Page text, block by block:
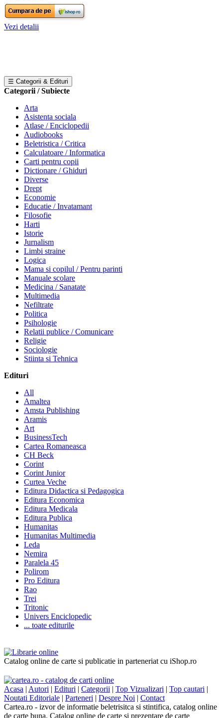
Vezi detalii
☰ Categorii & Edituri
Categorii / Subiecte
Arta
Asistenta sociala
Atlase / Enciclopedii
Audiobooks
Beletristica / Critica
Calculatoare / Informatica
Carti pentru copii
Dictionare / Ghiduri
Diverse
Drept
Economie
Educatie / Invatamant
Filosofie
Harti
Istorie
Jurnalism
Limbi straine
Logica
Mama si copilul / Pentru parinti
Manuale scolare
Medicina / Sanatate
Multimedia
Nefiltrate
Politica
Psihologie
Relatii publice / Comunicare
Religie
Sociologie
Stiinta si Tehnica
Edituri
All
Amaltea
Amsta Publishing
Aramis
Art
BusinessTech
Cartea Romaneasca
CH Beck
Corint
Corint Junior
Curtea Veche
Editura Didactica si Pedagogica
Editura Economica
Editura Medicala
Editura Publica
Humanitas
Humanitas Multimedia
Leda
Nemira
Paralela 45
Polirom
Pro Editura
Rao
Trei
Tritonic
Univers Enciclopedic
... toate editurile
Catalog online de carte si publicatie in parteneriat cu iShop.ro
Acasa | Autori | Edituri | Categorii | Top Vizualizari | Top cautari |
Noutati Editoriale | Parteneri | Despre Noi | Contact
Cartea.ro - izvor de informatie beletrisitca si stintifica, catalog online
de carte buna. Catalog online de carte si prezentare de carte